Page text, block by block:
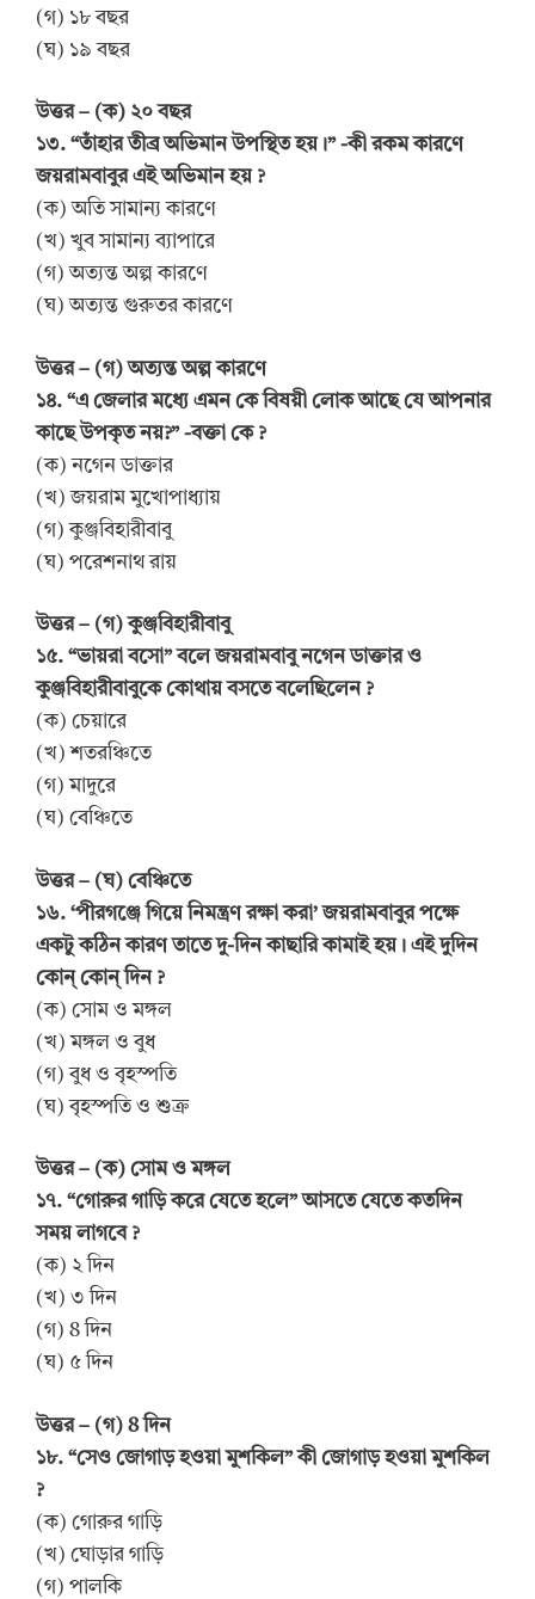
(গ) ১৮ বছর
(ঘ) ১৯ বছর
উত্তর – (ক) ২০ বছর
১৩. “তাঁহার তীব্র অভিমান উপস্থিত হয়।” -কী রকম কারণে
জয়রামবাবুর এই অভিমান হয় ?
(ক) অতি সামান্য কারণে
(খ) খুব সামান্য ব্যাপারে
(গ) অত্যন্ত অল্প কারণে
(ঘ) অত্যন্ত গুরুতর কারণে
উত্তর – (গ) অত্যন্ত অল্প কারণে
১৪. “এ জেলার মধ্যে এমন কে বিষয়ী লোক আছে যে আপনার
কাছে উপকৃত নয়?” -বক্তা কে ?
(ক) নগেন ডাক্তার
(খ) জয়রাম মুখোপাধ্যায়
(গ) কুঞ্জবিহারীবাবু
(ঘ) পরেশনাথ রায়
উত্তর – (গ) কুঞ্জবিহারীবাবু
১৫. “ভায়রা বসো” বলে জয়রামবাবু নগেন ডাক্তার ও
কুঞ্জবিহারীবাবুকে কোথায় বসতে বলেছিলেন ?
(ক) চেয়ারে
(খ) শতরঞ্চিতে
(গ) মাদুরে
(ঘ) বেঞ্চিতে
উত্তর – (ঘ) বেঞ্চিতে
১৬. ‘পীরগঞ্জে গিয়ে নিমন্ত্রণ রক্ষা করা’ জয়রামবাবুর পক্ষে
একটু কঠিন কারণ তাতে দু-দিন কাছারি কামাই হয়। এই দুদিন
কোন্ কোন্ দিন ?
(ক) সোম ও মঙ্গল
(খ) মঙ্গল ও বুধ
(গ) বুধ ও বৃহস্পতি
(ঘ) বৃহস্পতি ও শুক্র
উত্তর – (ক) সোম ও মঙ্গল
১৭. “গোরুর গাড়ি করে যেতে হলে” আসতে যেতে কতদিন
সময় লাগবে ?
(ক) ২ দিন
(খ) ৩ দিন
(গ) 8 দিন
(ঘ) ৫ দিন
উত্তর – (গ) 8 দিন
১৮. “সেও জোগাড় হওয়া মুশকিল” কী জোগাড় হওয়া মুশকিল
?
(ক) গোরুর গাড়ি
(খ) ঘোড়ার গাড়ি
(গ) পালকি